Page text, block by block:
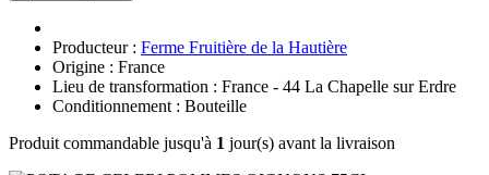
Producteur : Ferme Fruitière de la Hautière
Origine : France
Lieu de transformation : France - 44 La Chapelle sur Erdre
Conditionnement : Bouteille
Produit commandable jusqu'à 1 jour(s) avant la livraison